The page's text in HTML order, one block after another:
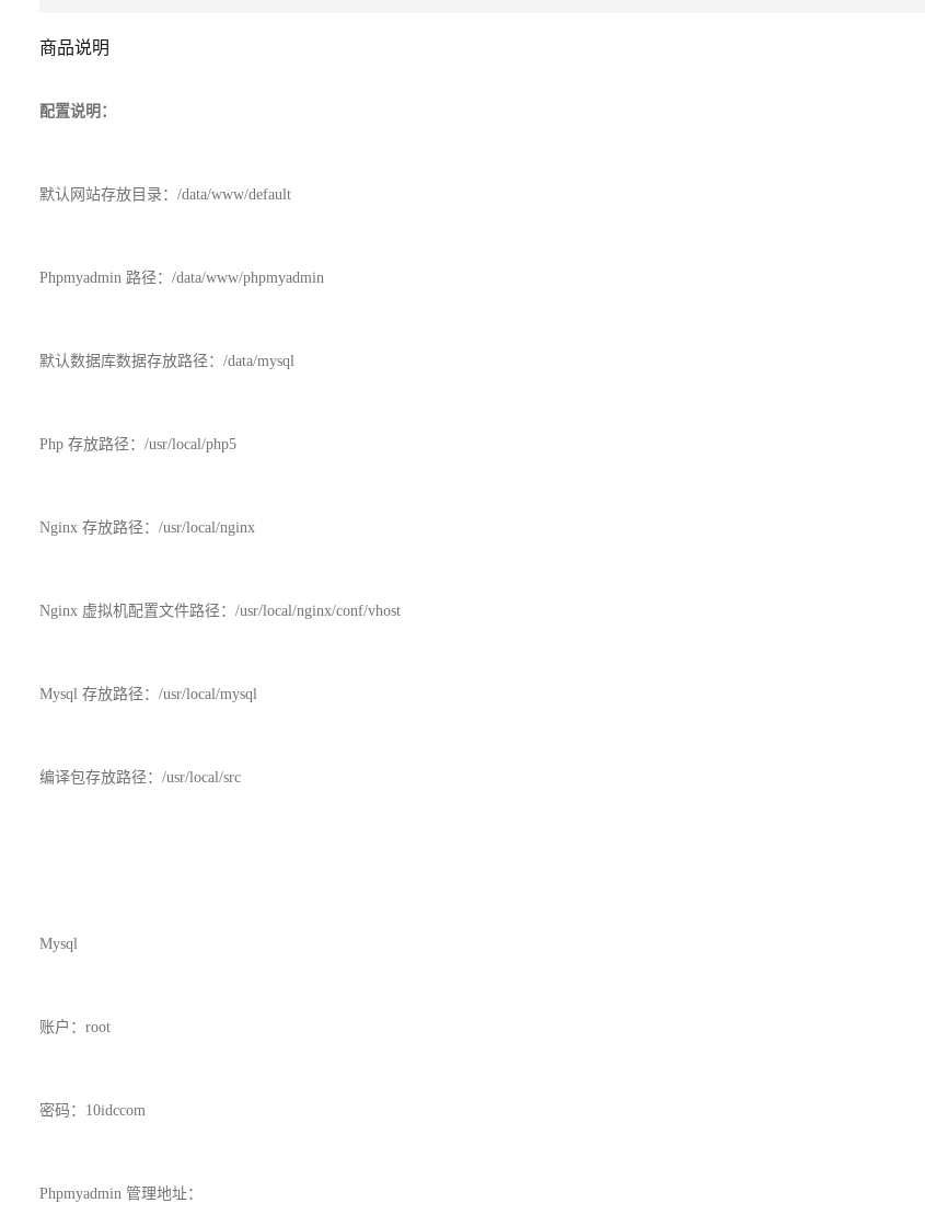
商品说明
配置说明：
默认网站存放目录：/data/www/default
Phpmyadmin 路径：/data/www/phpmyadmin
默认数据库数据存放路径：/data/mysql
Php 存放路径：/usr/local/php5
Nginx 存放路径：/usr/local/nginx
Nginx 虚拟机配置文件路径：/usr/local/nginx/conf/vhost
Mysql 存放路径：/usr/local/mysql
编译包存放路径：/usr/local/src
Mysql
账户：root
密码：10idccom
Phpmyadmin 管理地址：